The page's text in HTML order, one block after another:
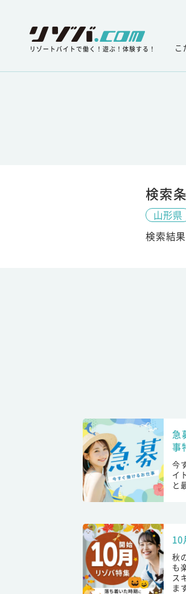
リゾートバイトで働く！遊ぶ！体験する！ こ
検索
山形県
検索結
急
事
今
イ
と
10
秋
も
ス
ま